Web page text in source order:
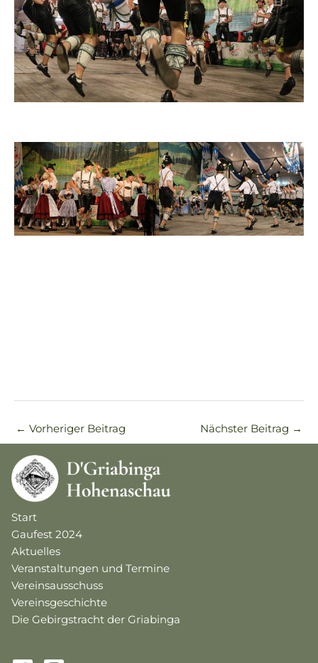
← Vorheriger Beitrag Nächster Beitrag →
Start
Gaufest 2024
Aktuelles
Veranstaltungen und Termine
Vereinsausschuss
Vereinsgeschichte
Die Gebirgstracht der Griabinga